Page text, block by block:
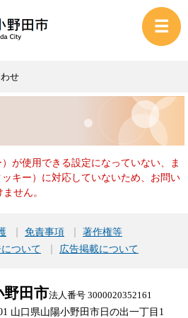
せ
が使用できる設定になっていない、ま
キー）に対応していないため、お問い
せん。
免責事項
著作権等
ついて
広告掲載について
野田市法人番号 3000020352161
山口県山陽小野田市日の出一丁目1